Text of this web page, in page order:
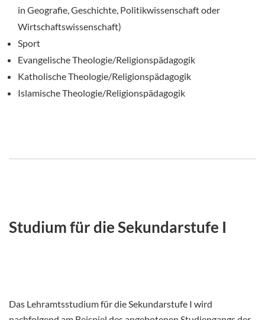
in Geografie, Geschichte, Politikwissenschaft oder
Wirtschaftswissenschaft)
Sport
Evangelische Theologie/Religionspädagogik
Katholische Theologie/Religionspädagogik
Islamische Theologie/Religionspädagogik
Studium für die Sekundarstufe I
Das Lehramtsstudium für die Sekundarstufe I wird